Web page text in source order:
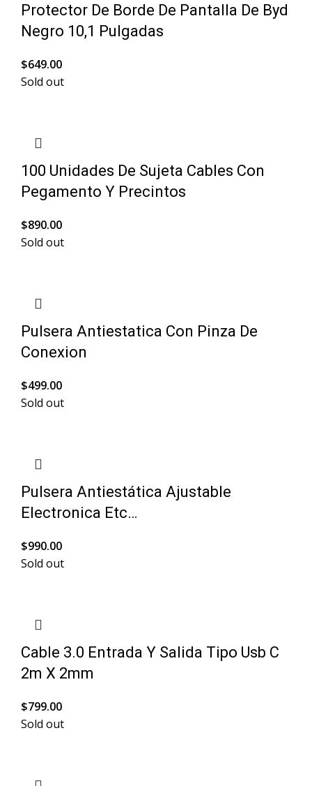
Protector De Borde De Pantalla De Byd
Negro 10,1 Pulgadas
$649.00
Sold out
100 Unidades De Sujeta Cables Con
Pegamento Y Precintos
$890.00
Sold out
Pulsera Antiestatica Con Pinza De
Conexion
$499.00
Sold out
Pulsera Antiestática Ajustable
Electronica Etc…
$990.00
Sold out
Cable 3.0 Entrada Y Salida Tipo Usb C
2m X 2mm
$799.00
Sold out